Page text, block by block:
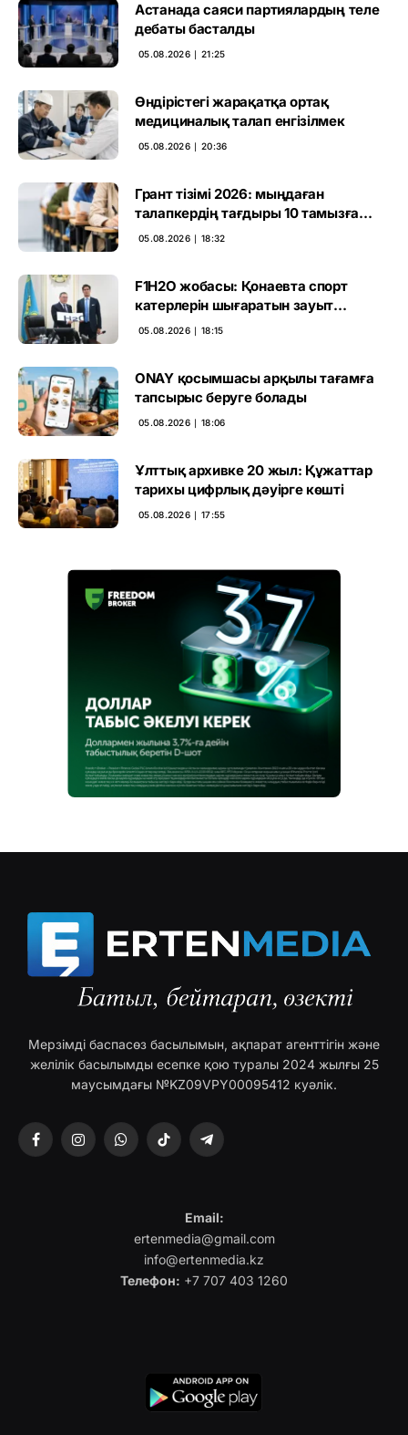
Астанада саяси партиялардың теле
дебаты басталды
05.08.2026 ∣ 21:25
Өндірістегі жарақатқа ортақ
медициналық талап енгізілмек
05.08.2026 ∣ 20:36
Грант тізімі 2026: мыңдаған
талапкердің тағдыры 10 тамызға
дейін белгілі болады
05.08.2026 ∣ 18:32
F1H2O жобасы: Қонаевта спорт
катерлерін шығаратын зауыт
ашылмақ
05.08.2026 ∣ 18:15
ONAY қосымшасы арқылы тағамға
тапсырыс беруге болады
05.08.2026 ∣ 18:06
Ұлттық архивке 20 жыл: Құжаттар
тарихы цифрлық дәуірге көшті
05.08.2026 ∣ 17:55
Мерзімді баспасөз басылымын, ақпарат агенттігін және
желілік басылымды есепке қою туралы 2024 жылғы 25
маусымдағы №KZ09VPY00095412 куәлік.
FacebookInstagramWhatsAppTikTok Telegram
Email:
ertenmedia@gmail.com
info@ertenmedia.kz
Телефон: +7 707 403 1260